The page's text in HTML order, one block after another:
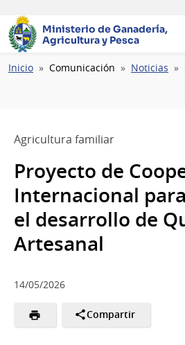
Ministerio de Ganadería,
Agricultura y Pesca
Ruta
Inicio Comunicación Noticias
Agricultura familiar
Proyecto de
Internacional
el desarrollo de
Artesanal
14/05/2026
Compartir